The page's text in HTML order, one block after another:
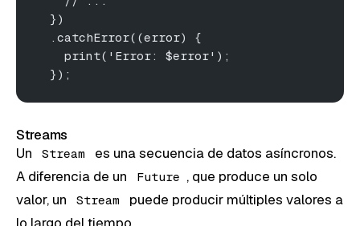
  })
  .catchError((error) {
    print('Error: $error');
  });
Streams
Un
Stream
es una secuencia de datos asíncronos.
A diferencia de un
Future , que produce un solo
valor, un
Stream
puede producir múltiples valores a
lo largo del tiempo.